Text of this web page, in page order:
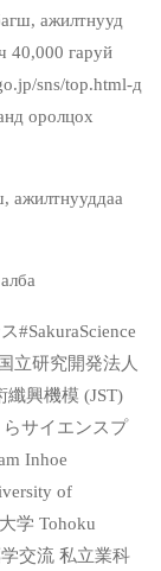
ажилтнууд
40,000 гаруй
sns/top.html-д
оролцох
ажилтнууддаа
#SakuraScience